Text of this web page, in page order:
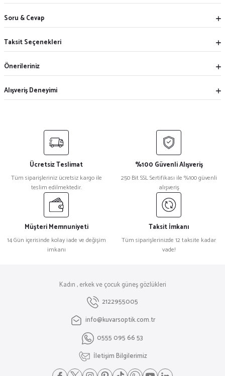
Soru & Cevap
Taksit Seçenekleri
Önerileriniz
Alışveriş Deneyimi
Ücretsiz Teslimat
Tüm siparişleriniz ücretsiz kargo ile
teslim edilmektedir.
%100 Güvenli Alışveriş
250 Bit SSL Sertifikası ile %100 güvenli
alışveriş
Müşteri Memnuniyeti
14 Gün içerisinde kolay iade ve değişim
imkanı
Taksit İmkanı
Tüm siparişlerinizde 12 taksite kadar
vade!
Kadın , erkek ve çocuk güneş gözlükleri
2122955005
info@kuvarsoptik.com.tr
0555 095 66 53
İletişim Bilgilerimiz